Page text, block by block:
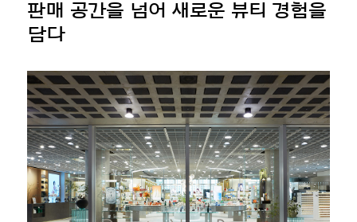
판매 공간을 넘어 새로운 뷰티 경험을
담다